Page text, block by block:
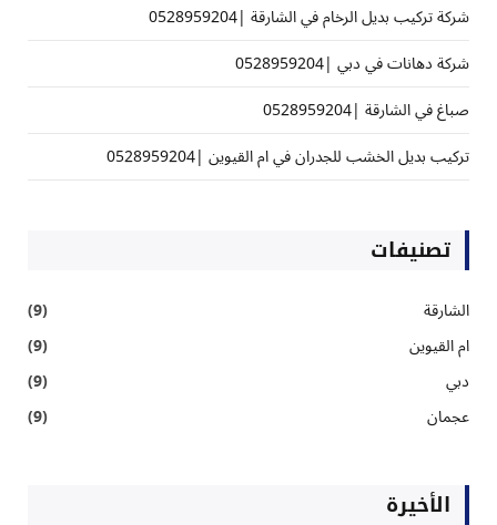
شركة تركيب بديل الرخام في الشارقة |0528959204
شركة دهانات في دبي |0528959204
صباغ في الشارقة |0528959204
تركيب بديل الخشب للجدران في ام القيوين |0528959204
تصنيفات
الشارقة
(9)
ام القيوين
(9)
دبي
(9)
عجمان
(9)
الأخيرة